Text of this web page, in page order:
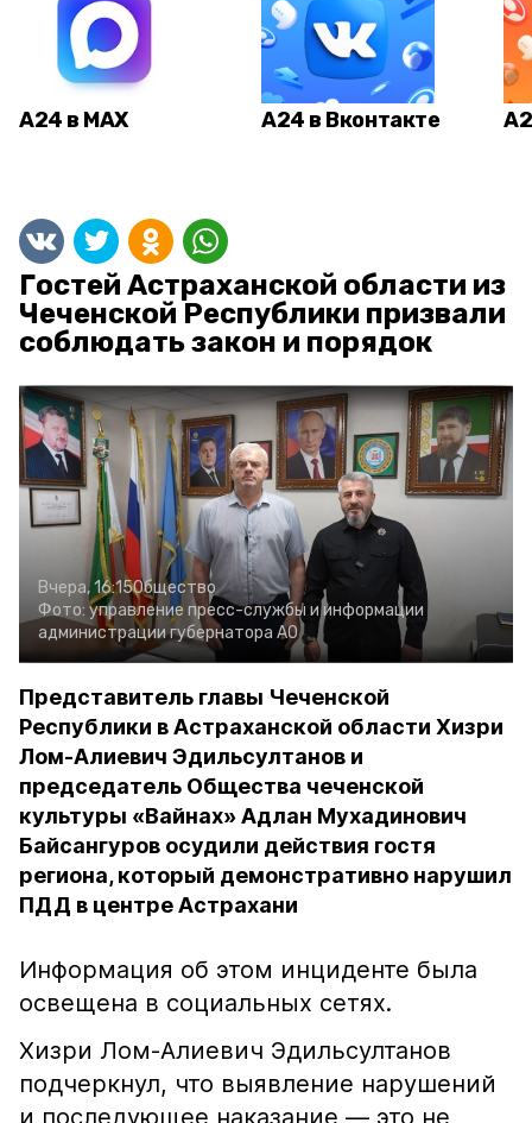
А24 в MAX А24 в Вконтакте
Гостей Астраханской области из
Чеченской Республики призвали
соблюдать закон и порядок
Вчера, 16:15Общество
Фото: управление пресс-службы и информации
администрации губернатора АО
Представитель главы Чеченской
Республики в Астраханской области Хизри
Лом-Алиевич Эдильсултанов и
председатель Общества чеченской
культуры «Вайнах» Адлан Мухадинович
Байсангуров осудили действия гостя
региона, который демонстративно нарушил
ПДД в центре Астрахани
Информация об этом инциденте была
освещена в социальных сетях.
Хизри Лом-Алиевич Эдильсултанов
подчеркнул, что выявление нарушений
и последующее наказание — это не